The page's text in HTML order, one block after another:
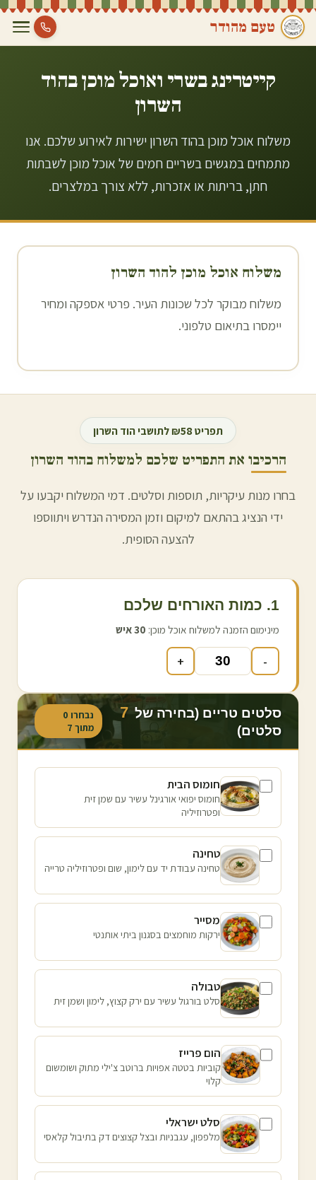
טעם מהודר
קייטרינג בשרי ואוכל מוכן בהוד
השרון
משלוח אוכל מוכן בהוד השרון ישירות לאירוע שלכם. אנו
מתמחים במגשים בשריים חמים של אוכל מוכן לשבתות
חתן, בריתות או אזכרות, ללא צורך במלצרים.
משלוח אוכל מוכן להוד השרון
משלוח מבוקר לכל שכונות העיר. פרטי אספקה ומחיר
יימסרו בתיאום טלפוני.
תפריט ₪58 לתושבי הוד השרון
הרכיבו את התפריט שלכם למשלוח בהוד השרון
בחרו מנות עיקריות, תוספות וסלטים. דמי המשלוח יקבעו על
ידי הנציג בהתאם למיקום וזמן המסירה הנדרש ויתווספו
להצעה הסופית.
1. כמות האורחים שלכם
מינימום הזמנה למשלוח אוכל מוכן: 30איש
-
+
סלטים טריים (בחירה של 7
סלטים)
נבחרו 0
מתוך 7
חומוס הבית
חומוס יפואי אורגינל עשיר עם שמן זית
ופטרוזיליה
טחינה
טחינה עבודת יד עם לימון, שום ופטרוזיליה טרייה
מסייר
ירקות מוחמצים בסגנון ביתי אותנטי
טבולה
סלט בורגול עשיר עם ירק קצוץ, לימון ושמן זית
הום פרייז
קוביות בטטה אפויות ברוטב צ'ילי מתוק ושומשום
קלוי
סלט ישראלי
מלפפון, עגבניות ובצל קצוצים דק בתיבול קלאסי